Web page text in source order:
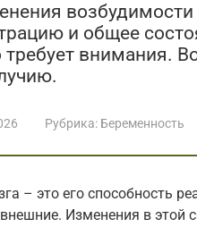
и общее
требует внимания.
Рубрика: Беременность
– это его способность
внешние. Изменения в этой